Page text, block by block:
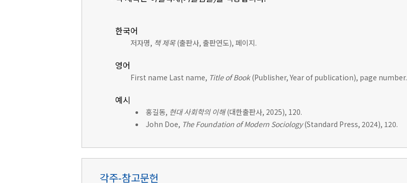
한국어
저자명, 책 제목(출판사, 출판연도), 페이지.
영어
First name Last name, Title of Book(Publisher, Year of publication), page number.
예시
홍길동, 현대 사회학의 이해(대한출판사, 2025), 120.
John Doe, The Foundation of Modern Sociology(Standard Press, 2024), 120.
각주-참고문헌